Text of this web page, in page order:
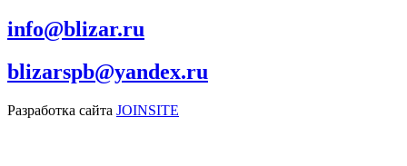
info@blizar.ru
blizarspb@yandex.ru
Разработка сайта JOINSITE